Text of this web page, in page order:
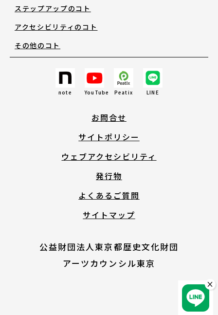
MESSAGE
アートノトについて
ステップアップのコト
アクセシビリティのコト
その他のコト
note YouTube Peatix LINE
お問合せ
サイトポリシー
ウェブアクセシビリティ
発行物
よくあるご質問
サイトマップ
公益財団法人東京都歴史文化財団
アーツカウンシル東京
×